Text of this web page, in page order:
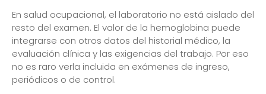
En salud ocupacional, el laboratorio no está aislado del
resto del examen. El valor de la hemoglobina puede
integrarse con otros datos del historial médico, la
evaluación clínica y las exigencias del trabajo. Por eso
no es raro verla incluida en exámenes de ingreso,
periódicos o de control.